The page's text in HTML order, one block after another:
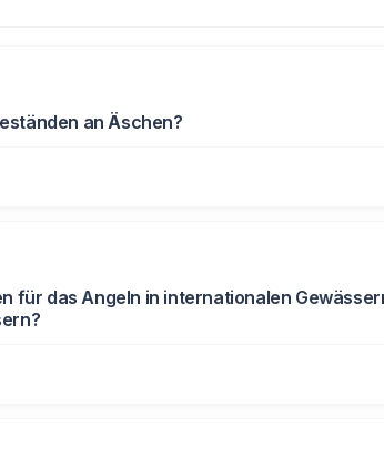
an Äschen?
für das Angeln in internationalen